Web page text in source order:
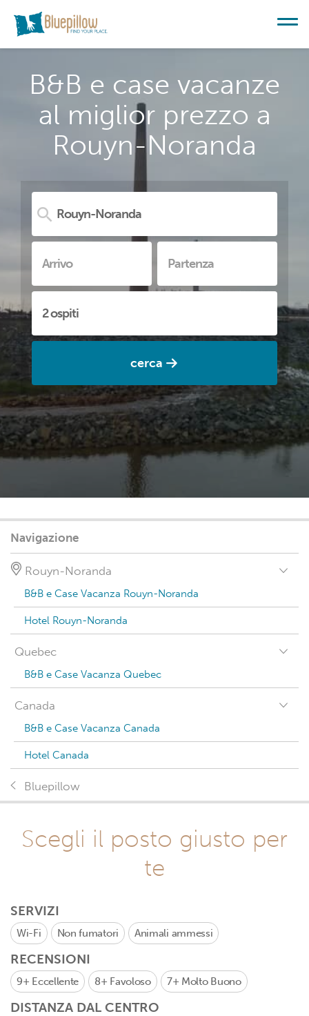
B&B e case vacanze
al miglior prezzo a
Rouyn-Noranda
cerca
Navigazione
Rouyn-Noranda
B&B e Case Vacanza Rouyn-Noranda
Hotel Rouyn-Noranda
Quebec
B&B e Case Vacanza Quebec
Canada
B&B e Case Vacanza Canada
Hotel Canada
Bluepillow
Scegli il posto giusto per
te
SERVIZI
Wi-Fi Non fumatori Animali ammessi
RECENSIONI
9+ Eccellente 8+ Favoloso 7+ Molto Buono
DISTANZA DAL CENTRO